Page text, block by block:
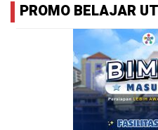
PROMO BELAJAR